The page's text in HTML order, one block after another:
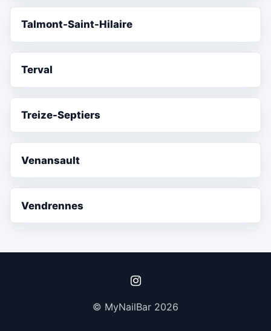
Talmont-Saint-Hilaire
Terval
Treize-Septiers
Venansault
Vendrennes
© MyNailBar 2026